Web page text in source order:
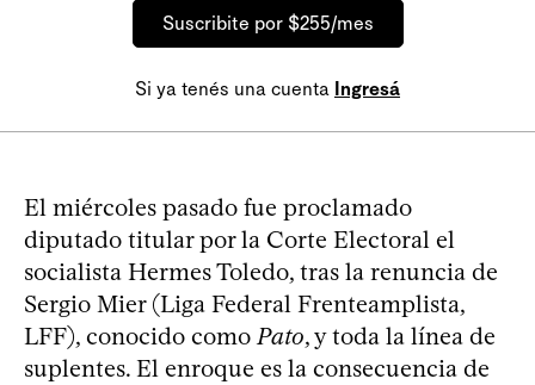
Suscribite por $255/mes
Si ya tenés una cuenta Ingresá
El miércoles pasado fue proclamado
diputado titular por la Corte Electoral el
socialista Hermes Toledo, tras la renuncia de
Sergio Mier (Liga Federal Frenteamplista,
LFF), conocido comoPato, y toda la línea de
suplentes. El enroque es la consecuencia de